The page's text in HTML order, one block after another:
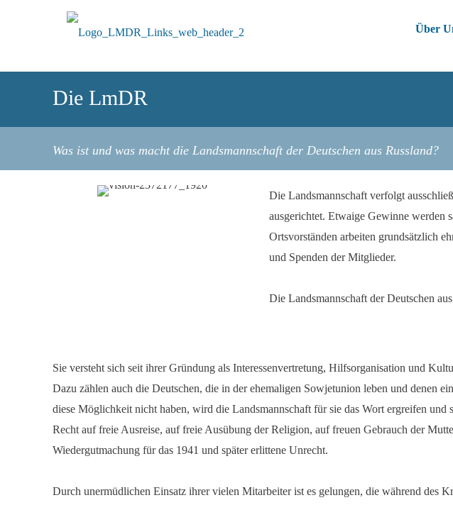
Über
Die LmDR
Was ist und was macht die Landsmannschaft der Deutschen aus Russland?
Die Landsmannschaft verfolgt
ausgerichtet. Etwaige Gewinne werden
Ortsvorständen arbeiten grundsätzlich
und Spenden der Mitglieder.
Die Landsmannschaft der Deutschen
Sie versteht sich seit ihrer Gründung als Interessenvertretung, Hilfsorganisation und
Dazu zählen auch die Deutschen, die in der ehemaligen Sowjetunion leben und denen
diese Möglichkeit nicht haben, wird die Landsmannschaft für sie das Wort ergreifen und
Recht auf freie Ausreise, auf freie Ausübung der Religion, auf freuen Gebrauch der
Wiedergutmachung für das 1941 und später erlittene Unrecht.
Durch unermüdlichen Einsatz ihrer vielen Mitarbeiter ist es gelungen, die während des